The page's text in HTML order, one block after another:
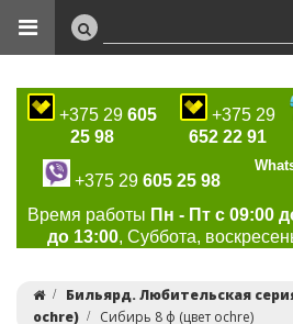
+375 29 605
25 98
+375 29
652 22 91
+375 29 605 25 98
Время работы Пн - Пт с 09:00
до 13:00, Суббота,
Бильярд. Любительская
ochre)
Сибирь 8 ф (цвет ochre)